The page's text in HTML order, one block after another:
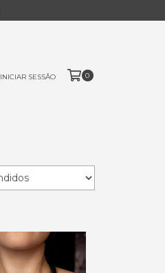
INICIAR SESSÃO 0